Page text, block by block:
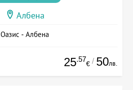
Албена
Оазис - Албена
25.57
€ / 50лв.